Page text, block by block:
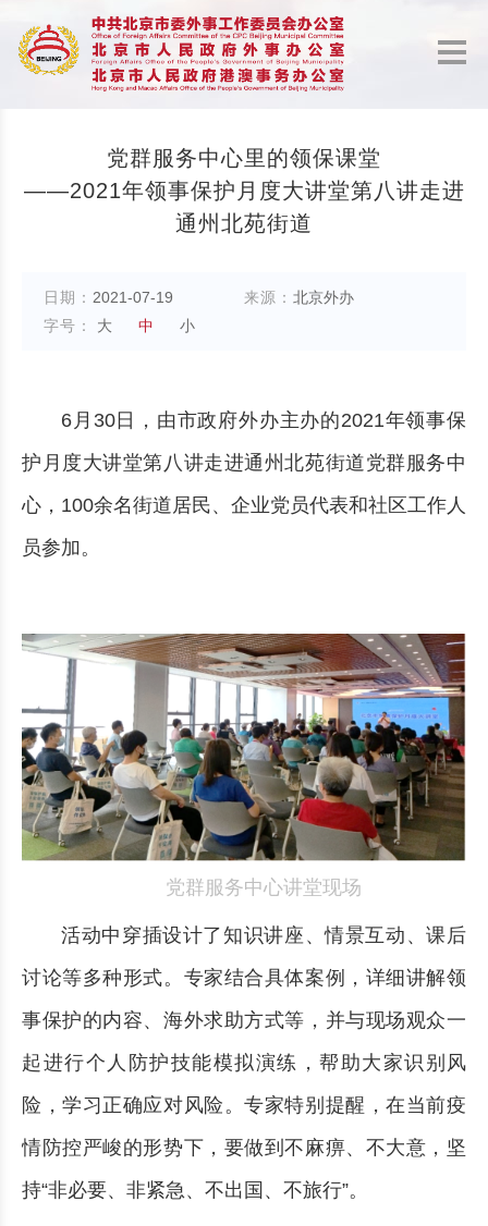
党群服务中心里的领保课堂
——2021年领事保护月度大讲堂第八讲走进
通州北苑街道
日期： 2021-07-19 来源： 北京外办
字号：
大 中 小
6月30日，由市政府外办主办的2021年领事保
护月度大讲堂第八讲走进通州北苑街道党群服务中
心，100余名街道居民、企业党员代表和社区工作人
员参加。
党群服务中心讲堂现场
活动中穿插设计了知识讲座、情景互动、课后
讨论等多种形式。专家结合具体案例，详细讲解领
事保护的内容、海外求助方式等，并与现场观众一
起进行个人防护技能模拟演练，帮助大家识别风
险，学习正确应对风险。专家特别提醒，在当前疫
情防控严峻的形势下，要做到不麻痹、不大意，坚
持“非必要、非紧急、不出国、不旅行”。